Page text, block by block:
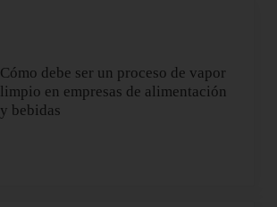
Cómo debe ser un proceso de vapor
limpio en empresas de alimentación
y bebidas